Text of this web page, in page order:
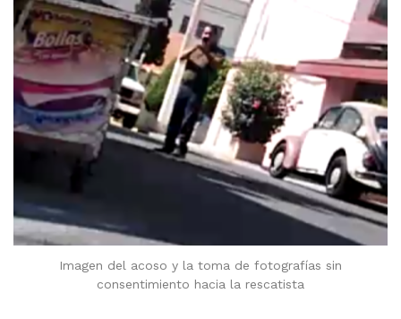
Imagen del acoso y la toma de fotografías sin
consentimiento hacia la rescatista